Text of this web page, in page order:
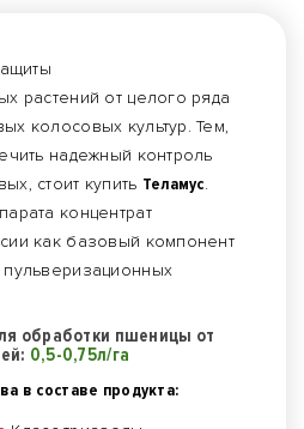
растений от целого ряда
колосовых культур. Тем,
надежный контроль
стоит купить Теламус.
концентрат
как базовый компонент
обработки пшеницы от
0,5-0,75л/га
в составе продукта: